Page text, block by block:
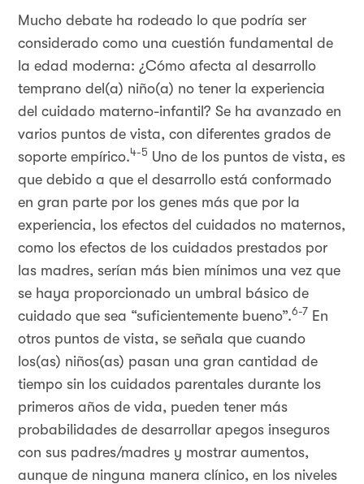
Mucho debate ha rodeado lo que podría ser
considerado como una cuestión fundamental de
la edad moderna: ¿Cómo afecta al desarrollo
temprano del(a) niño(a) no tener la experiencia
del cuidado materno-infantil? Se ha avanzado en
varios puntos de vista, con diferentes grados de
soporte empírico.4-5 Uno de los puntos de vista, es
que debido a que el desarrollo está conformado
en gran parte por los genes más que por la
experiencia, los efectos del cuidados no maternos,
como los efectos de los cuidados prestados por
las madres, serían más bien mínimos una vez que
se haya proporcionado un umbral básico de
cuidado que sea “suficientemente bueno”.6-7 En
otros puntos de vista, se señala que cuando
los(as) niños(as) pasan una gran cantidad de
tiempo sin los cuidados parentales durante los
primeros años de vida, pueden tener más
probabilidades de desarrollar apegos inseguros
con sus padres/madres y mostrar aumentos,
aunque de ninguna manera clínico, en los niveles